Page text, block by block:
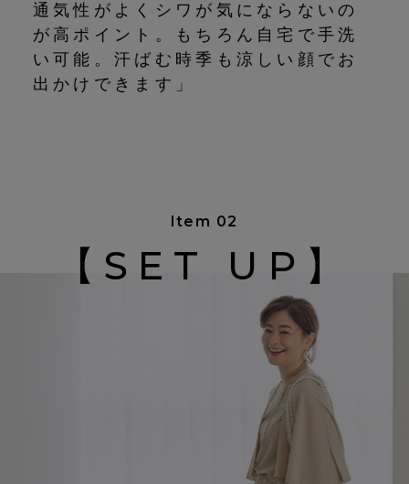
通気性がよくシワが気にならないの
が高ポイント。もちろん自宅で手洗
い可能。汗ばむ時季も涼しい顔でお
出かけできます」
Item 02
【SET UP】